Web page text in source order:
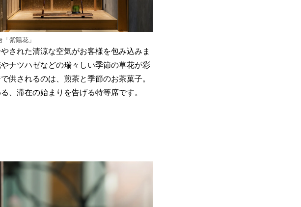
紫陽花」
された清涼な空気がお客様を包み込みま
ナツハゼなどの瑞々しい季節の草花が彩
供されるのは、煎茶と季節のお茶菓子。
、滞在の始まりを告げる特等席です。